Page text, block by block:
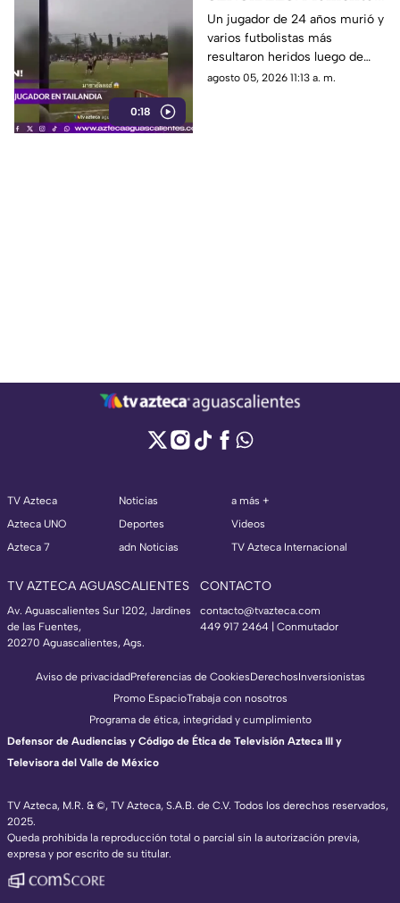
0:18
en el que rayo cae
durante partido de
fútbol y mata a jugador
Un jugador de 24 años murió y
varios futbolistas más
resultaron heridos luego de
que un rayo impactara el
agosto 05, 2026 11:13 a. m.
TV Azteca
Azteca UNO
Azteca 7
Noticias
Deportes
adn Noticias
a más +
Videos
TV Azteca Internacional
TV AZTECA AGUASCALIENTES
Av. Aguascalientes Sur 1202, Jardines
de las Fuentes,
20270 Aguascalientes, Ags.
CONTACTO
contacto@tvazteca.com
449 917 2464 | Conmutador
TV Azteca, M.R. & ©, TV Azteca, S.A.B. de C.V. Todos los derechos reservados,
2025.
Queda prohibida la reproducción total o parcial sin la autorización previa,
expresa y por escrito de su titular.
Aviso de privacidadPreferencias de CookiesDerechosInversionistas
Promo EspacioTrabaja con nosotros
Programa de ética, integridad y cumplimiento
Defensor de Audiencias y Código de Ética de Televisión Azteca III y
Televisora del Valle de México